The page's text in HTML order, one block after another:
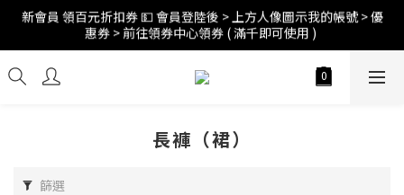
訂單折扣後滿$2500超商免運;$4000宅配免運 🚚
惠券 > 前往領券中心領券 ( 滿千即可使用 )
訂單折扣後滿$2500超商免運;$4000宅配免運 🚚
長褲（裙）
篩選